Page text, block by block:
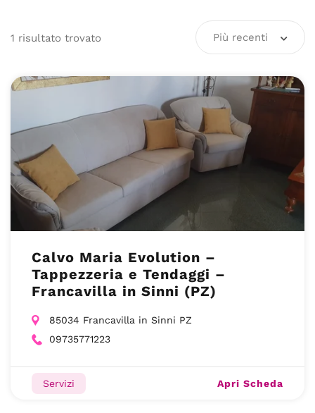
1 risultato trovato Più recenti
Calvo Maria Evolution –
Tappezzeria e Tendaggi –
Francavilla in Sinni (PZ)
85034 Francavilla in Sinni PZ
09735771223
Servizi Apri Scheda